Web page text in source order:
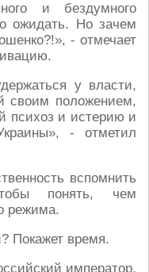
и бездумного
ожидать. Но зачем
- отмечает
у власти,
своим положением,
психоз и истерию и
- отметил
вспомнить
понять, чем
режима.
Покажет время.
император,